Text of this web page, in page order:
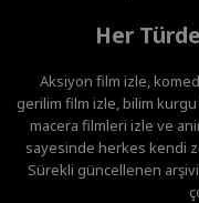
Her
Aksiyon film izle,
gerilim film izle, bilim
macera filmleri izle ve
sayesinde herkes kendi
Sürekli güncellenen